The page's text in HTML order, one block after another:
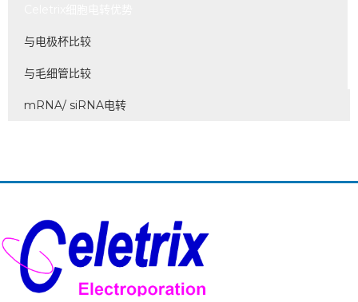
与电极杯比较
与毛细管比较
mRNA/ siRNA电转